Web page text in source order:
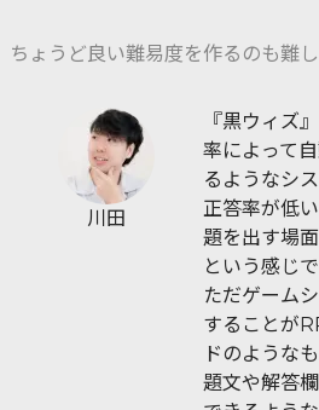
ちょうど良い難易度を作るのも難し
川田
『黒ウィズ
率によって
るようなシ
正答率が低
題を出す場
という感じで
ただゲーム
することが
ドのような
題文や解答